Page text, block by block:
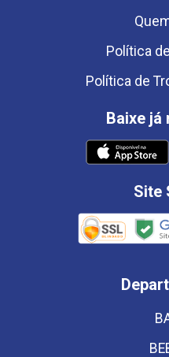
Política
Política de
Baixe já
Site